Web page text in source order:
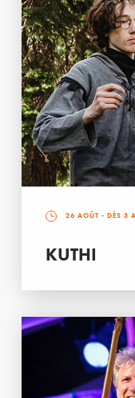
26 AOÛT - DÈS 3
KUTHI